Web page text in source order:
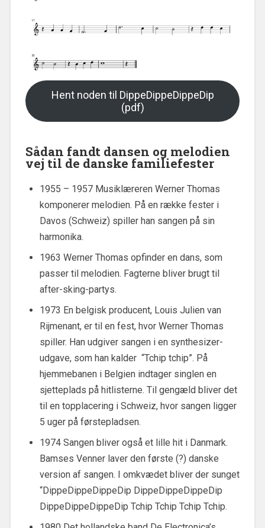
Hent noden til DippeDippeDippeDip
(pdf)
Sådan fandt dansen og melodien
vej til de danske familiefester
1955 – 1957 Musiklæreren Werner Thomas
komponerer melodien. På en række fester i
Davos (Schweiz) spiller han sangen på sin
harmonika.
1963 Werner Thomas opfinder en dans, som
passer til melodien. Fagterne bliver brugt til
after-sking-partys.
1973 En belgisk producent, Louis Julien van
Rijmenant, er til en fest, hvor Werner Thomas
spiller. Han udgiver sangen i en synthesizer-
udgave, som han kalder “Tchip tchip”. På
hjemmebanen i Belgien indtager singlen en
sjetteplads på hitlisterne. Til gengæld bliver det
til en topplacering i Schweiz, hvor sangen ligger
5 uger på førstepladsen.
1974 Sangen bliver også et lille hit i Danmark.
Bamses Venner laver den første (?) danske
version af sangen. I omkvædet bliver der sunget
“DippeDippeDippeDip DippeDippeDippeDip
DippeDippeDippeDip Tchip Tchip Tchip Tchip.